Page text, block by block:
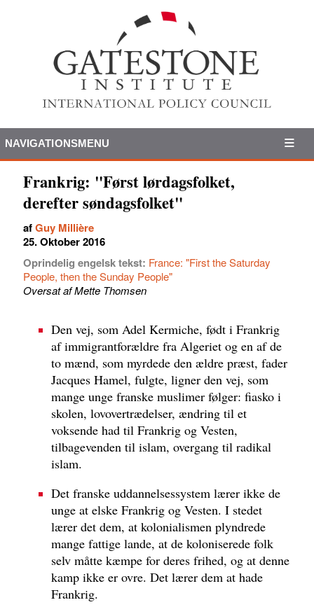
NAVIGATIONSMENU
Frankrig: "Først lørdagsfolket,
derefter søndagsfolket"
afGuy Millière
25. Oktober 2016
Oprindelig engelsk tekst: France: "First the Saturday
People, then the Sunday People"
Oversat af Mette Thomsen
Den vej, som Adel Kermiche, født i Frankrig
af immigrantforældre fra Algeriet og en af de
to mænd, som myrdede den ældre præst, fader
Jacques Hamel, fulgte, ligner den vej, som
mange unge franske muslimer følger: fiasko i
skolen, lovovertrædelser, ændring til et
voksende had til Frankrig og Vesten,
tilbagevenden til islam, overgang til radikal
islam.
Det franske uddannelsessystem lærer ikke de
unge at elske Frankrig og Vesten. I stedet
lærer det dem, at kolonialismen plyndrede
mange fattige lande, at de koloniserede folk
selv måtte kæmpe for deres frihed, og at denne
kamp ikke er ovre. Det lærer dem at hade
Frankrig.